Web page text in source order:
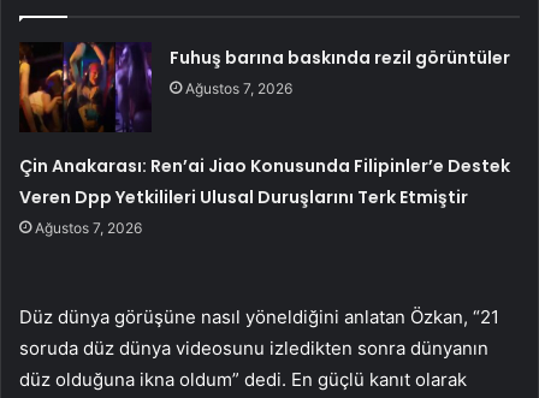
Fuhuş barına baskında rezil görüntüler
Ağustos 7, 2026
Çin Anakarası: Ren’ai Jiao Konusunda Filipinler’e Destek
Veren Dpp Yetkilileri Ulusal Duruşlarını Terk Etmiştir
Ağustos 7, 2026
Düz dünya görüşüne nasıl yöneldiğini anlatan Özkan, “21
soruda düz dünya videosunu izledikten sonra dünyanın
düz olduğuna ikna oldum” dedi. En güçlü kanıt olarak